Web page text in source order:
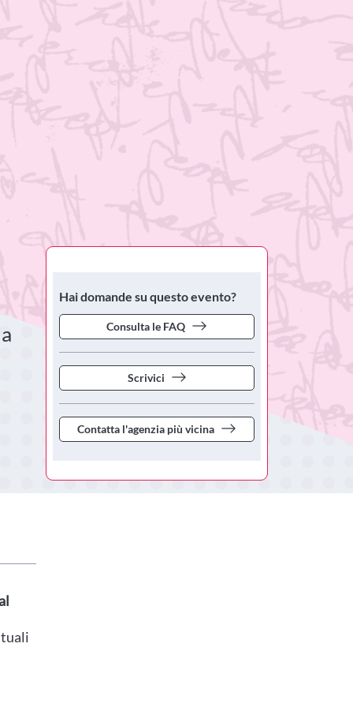
Hai domande su questo evento?
Consulta le FAQ
Scrivici
Contatta l'agenzia più vicina